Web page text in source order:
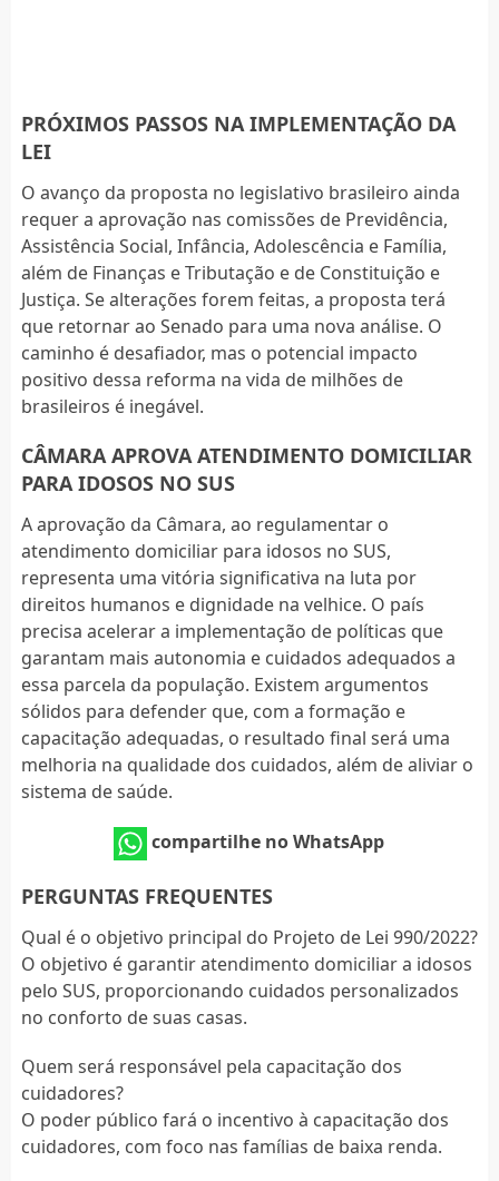
PRÓXIMOS PASSOS NA IMPLEMENTAÇÃO DA
LEI
O avanço da proposta no legislativo brasileiro ainda
requer a aprovação nas comissões de Previdência,
Assistência Social, Infância, Adolescência e Família,
além de Finanças e Tributação e de Constituição e
Justiça. Se alterações forem feitas, a proposta terá
que retornar ao Senado para uma nova análise. O
caminho é desafiador, mas o potencial impacto
positivo dessa reforma na vida de milhões de
brasileiros é inegável.
CÂMARA APROVA ATENDIMENTO DOMICILIAR
PARA IDOSOS NO SUS
A aprovação da Câmara, ao regulamentar o
atendimento domiciliar para idosos no SUS,
representa uma vitória significativa na luta por
direitos humanos e dignidade na velhice. O país
precisa acelerar a implementação de políticas que
garantam mais autonomia e cuidados adequados a
essa parcela da população. Existem argumentos
sólidos para defender que, com a formação e
capacitação adequadas, o resultado final será uma
melhoria na qualidade dos cuidados, além de aliviar o
sistema de saúde.
compartilhe no WhatsApp
PERGUNTAS FREQUENTES
Qual é o objetivo principal do Projeto de Lei 990/2022?
O objetivo é garantir atendimento domiciliar a idosos
pelo SUS, proporcionando cuidados personalizados
no conforto de suas casas.
Quem será responsável pela capacitação dos
cuidadores?
O poder público fará o incentivo à capacitação dos
cuidadores, com foco nas famílias de baixa renda.